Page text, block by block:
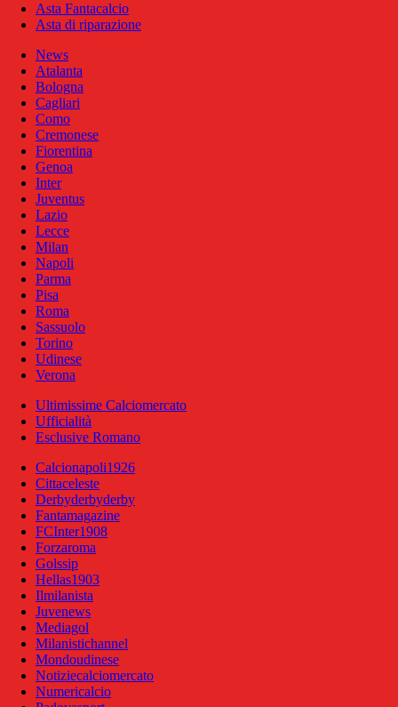
Asta Fantacalcio
Asta di riparazione
News
Atalanta
Bologna
Cagliari
Como
Cremonese
Fiorentina
Genoa
Inter
Juventus
Lazio
Lecce
Milan
Napoli
Parma
Pisa
Roma
Sassuolo
Torino
Udinese
Verona
Ultimissime Calciomercato
Ufficialità
Esclusive Romano
Calcionapoli1926
Cittaceleste
Derbyderbyderby
Fantamagazine
FCInter1908
Forzaroma
Golssip
Hellas1903
Ilmilanista
Juvenews
Mediagol
Milanistichannel
Mondoudinese
Notiziecalciomercato
Numericalcio